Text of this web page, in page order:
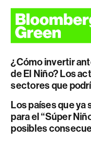
¿Cómo invertir
de El Niño? Los
sectores que
Los países que ya
para el “Súper
posibles